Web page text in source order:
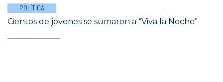
POLÍTICA
Cientos de jóvenes se sumaron a “Viva la Noche”